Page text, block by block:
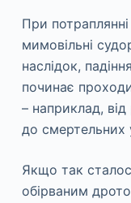
При
мимовільні
наслідок,
починає
– наприклад,
до смертельних
Якщо так
обірваним